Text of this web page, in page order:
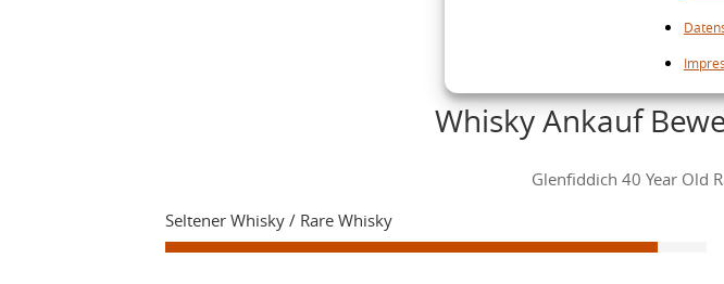
Whisky Ankauf
Glenfiddich 40 Year Old
Seltener Whisky / Rare Whisky